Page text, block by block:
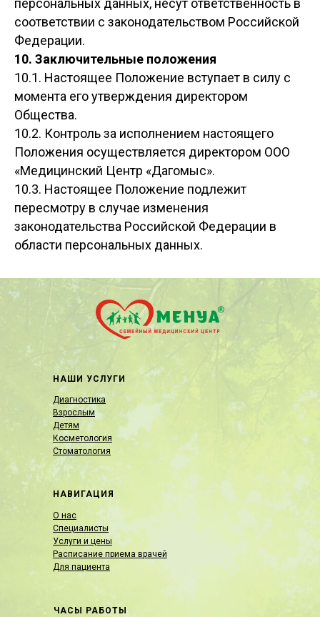
персональных данных, несут ответственность в
соответствии с законодательством Российской
Федерации.
10. Заключительные положения
10.1. Настоящее Положение вступает в силу с
момента его утверждения директором
Общества.
10.2. Контроль за исполнением настоящего
Положения осуществляется директором ООО
«Медицинский Центр «Дагомыс».
10.3. Настоящее Положение подлежит
пересмотру в случае изменения
законодательства Российской Федерации в
области персональных данных.
НАШИ УСЛУГИ
Диагностика
Взрослым
Детям
Косметология
Стоматология
НАВИГАЦИЯ
О нас
Специалисты
Услуги и цены
Расписание приема врачей
Для пациента
ЧАСЫ РАБОТЫ